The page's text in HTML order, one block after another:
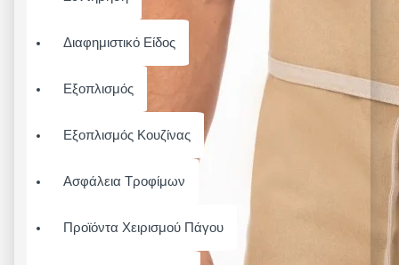
Διαφημιστικό Είδος
Εξοπλισμός
Εξοπλισμός Κουζίνας
Ασφάλεια Τροφίμων
Προϊόντα Χειρισμού Πάγου